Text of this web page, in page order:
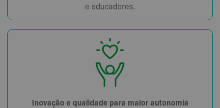
e educadores.
Inovação e qualidade para maior autonomia